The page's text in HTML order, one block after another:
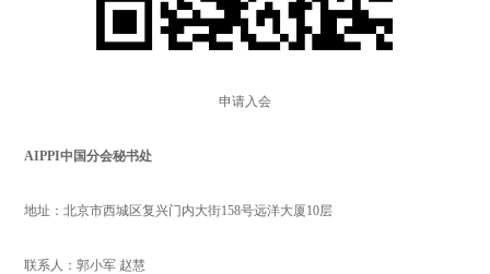
申请入会
AIPPI中国分会秘书处
地址：北京市西城区复兴门内大街158号远洋大厦10层
联系人：郭小军 赵慧